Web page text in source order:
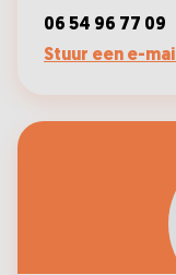
06 54 96 77 09
Stuur een e-mail